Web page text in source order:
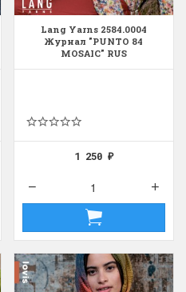
Lang Yarns 2584.0004
Журнал "PUNTO 84
MOSAIC" RUS
1 250₽